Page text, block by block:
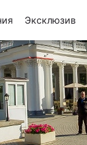
Эксклюзив